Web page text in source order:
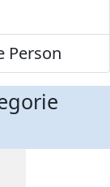
Person